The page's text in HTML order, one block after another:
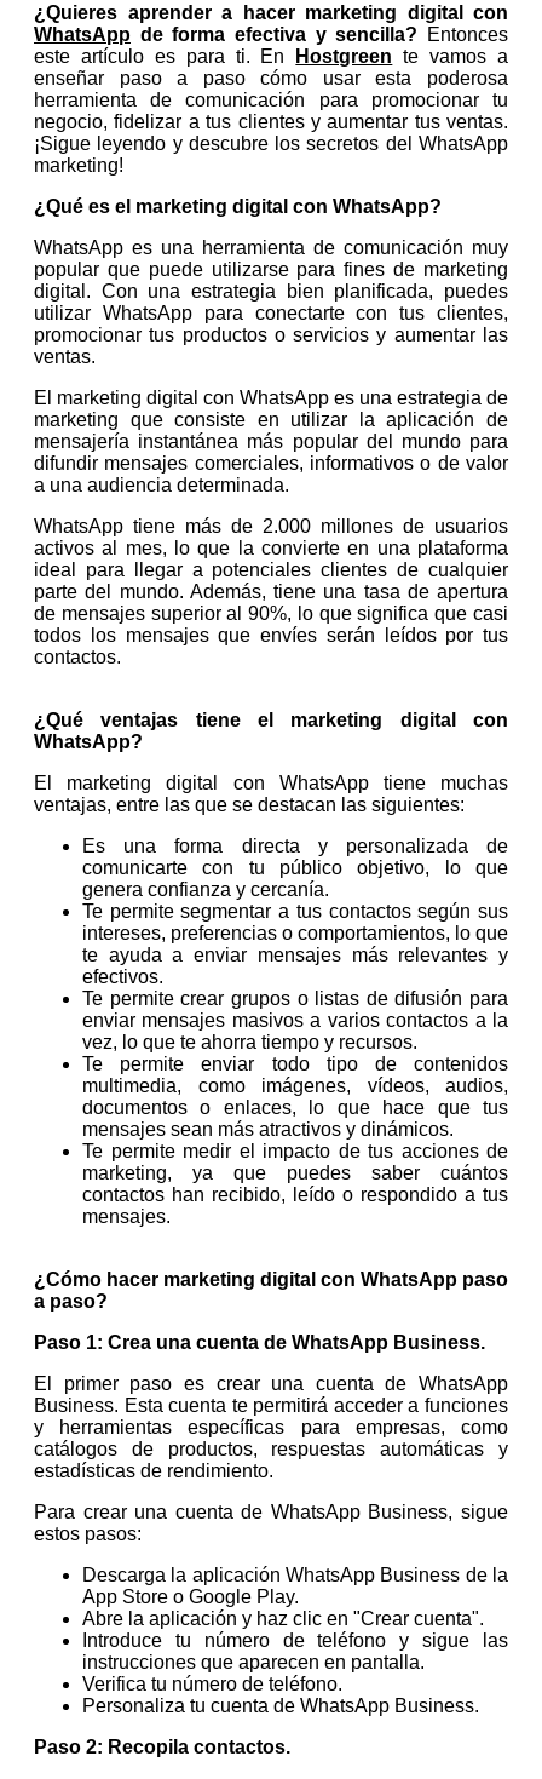
¿Quieres aprender a hacer marketing digital con
WhatsApp de forma efectiva y sencilla? Entonces
este artículo es para ti. En
Hostgreen te vamos a
enseñar paso a paso cómo usar esta poderosa
herramienta de comunicación para promocionar tu
negocio, fidelizar a tus clientes y aumentar tus ventas.
¡Sigue leyendo y descubre los secretos del WhatsApp
marketing!
¿Qué es el marketing digital con WhatsApp?
WhatsApp es una herramienta de comunicación muy
popular que puede utilizarse para fines de marketing
digital. Con una estrategia bien planificada, puedes
utilizar WhatsApp para conectarte con tus clientes,
promocionar tus productos o servicios y aumentar las
ventas.
El marketing digital con WhatsApp es una estrategia de
marketing que consiste en utilizar la aplicación de
mensajería instantánea más popular del mundo para
difundir mensajes comerciales, informativos o de valor
a una audiencia determinada.
WhatsApp tiene más de 2.000 millones de usuarios
activos al mes, lo que la convierte en una plataforma
ideal para llegar a potenciales clientes de cualquier
parte del mundo. Además, tiene una tasa de apertura
de mensajes superior al 90%, lo que significa que casi
todos los mensajes que envíes serán leídos por tus
contactos.
¿Qué ventajas tiene el marketing digital con
WhatsApp?
El marketing digital con WhatsApp tiene muchas
ventajas, entre las que se destacan las siguientes:
Es una forma directa y personalizada de
comunicarte con tu público objetivo, lo que
genera confianza y cercanía.
Te permite segmentar a tus contactos según sus
intereses, preferencias o comportamientos, lo que
te ayuda a enviar mensajes más relevantes y
efectivos.
Te permite crear grupos o listas de difusión para
enviar mensajes masivos a varios contactos a la
vez, lo que te ahorra tiempo y recursos.
Te permite enviar todo tipo de contenidos
multimedia, como imágenes, vídeos, audios,
documentos o enlaces, lo que hace que tus
mensajes sean más atractivos y dinámicos.
Te permite medir el impacto de tus acciones de
marketing, ya que puedes saber cuántos
contactos han recibido, leído o respondido a tus
mensajes.
¿Cómo hacer marketing digital con WhatsApp paso
a paso?
Paso 1: Crea una cuenta de WhatsApp Business.
El primer paso es crear una cuenta de WhatsApp
Business. Esta cuenta te permitirá acceder a funciones
y herramientas específicas para empresas, como
catálogos de productos, respuestas automáticas y
estadísticas de rendimiento.
Para crear una cuenta de WhatsApp Business, sigue
estos pasos:
Descarga la aplicación WhatsApp Business de la
App Store o Google Play.
Abre la aplicación y haz clic en "Crear cuenta".
Introduce tu número de teléfono y sigue las
instrucciones que aparecen en pantalla.
Verifica tu número de teléfono.
Personaliza tu cuenta de WhatsApp Business.
Paso 2: Recopila contactos.